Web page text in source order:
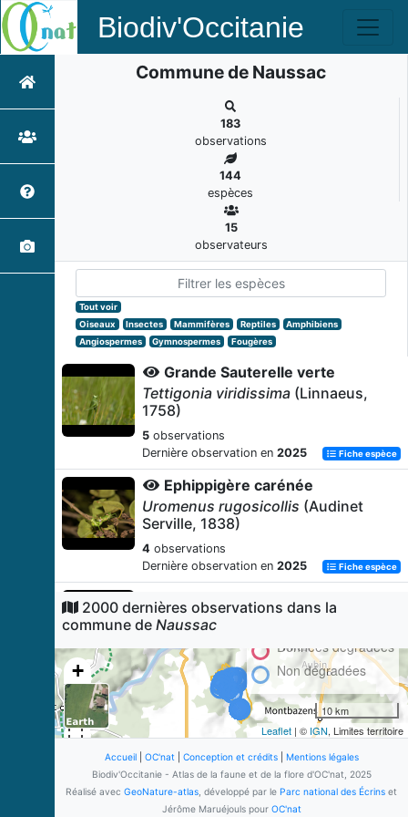
Biodiv'Occitanie
Commune de Naussac
183
observations
144
espèces
15
observateurs
Tout voir
Oiseaux
Insectes Mammifères Reptiles
Amphibiens
Angiospermes
Gymnospermes Fougères
Grande Sauterelle verte
Tettigonia viridissima (Linnaeus,
1758)
5 observations
Dernière observation en 2025 Fiche espèce
Ephippigère carénée
Uromenus rugosicollis (Audinet
Serville, 1838)
4 observations
Dernière observation en 2025 Fiche espèce
Blaireau européen
Meles meles
(Linnaeus, 1758)
Dernière observation en
2016 Fiche espèce
Leptophye ponctuée
Leptophyes punctatissima(Bosc,
1792)
3observations
Dernière observation en2025 Fiche espèce
Decticelle cendrée
2000 dernières observations dans la
commune de Naussac
+
Données dégradées
Non dégradées
10 km
Leaflet | © IGN, Limites territoire
Accueil| OC'nat| Conception et crédits| Mentions légales
Biodiv'Occitanie - Atlas de la faune et de la flore d'OC'nat, 2025
Réalisé avec GeoNature-atlas , développé par le Parc national des Écrins et
Jérôme Maruéjouls pour OC'nat